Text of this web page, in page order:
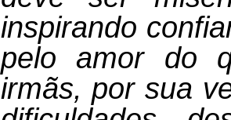
inspirando
pelo amor do
irmãs, por sua